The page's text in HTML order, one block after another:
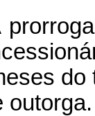
outorga.